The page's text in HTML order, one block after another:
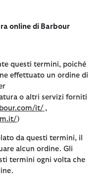
online di Barbour
questi termini, poiché
effettuato un ordine di
o altri servizi forniti
it/ ,
)
da questi termini, il
alcun ordine. Gli
termini ogni volta che